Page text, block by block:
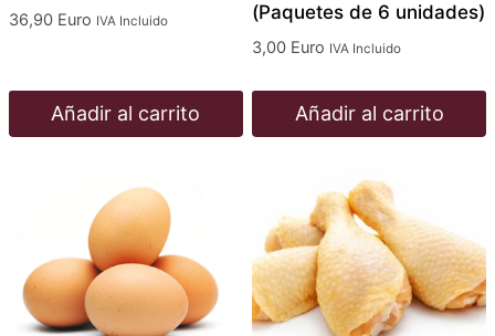
36,90 Euro IVA Incluido
Añadir al carrito
(Paquetes de 6 unidades)
3,00 Euro IVA Incluido
Añadir al carrito